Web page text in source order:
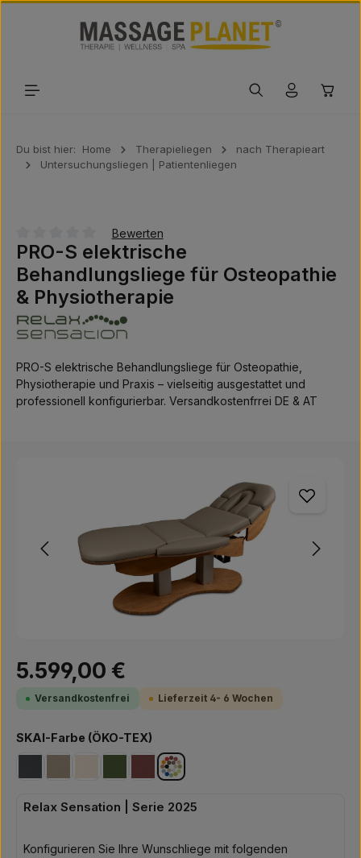
Du bist hier: Home Therapieliegen
nach Therapieart
Untersuchungsliegen | Patientenliegen
Durchschnittliche Bewertung von 0 von 5 Sternen
Bewerten
PRO-S elektrische
Behandlungsliege für Osteopathie
& Physiotherapie
PRO-S elektrische Behandlungsliege für Osteopathie,
Physiotherapie und Praxis – vielseitig ausgestattet und
professionell konfigurierbar. Versandkostenfrrei DE & AT
Regulärer Preis:
5.599,00 €
Versandkostenfrei Lieferzeit 4- 6 Wochen
SKAI-Farbe (ÖKO-TEX)
Antrahzit
Ciner CremeDark Moss
MerlotSonderfarben-Palette
Relax Sensation | Serie 2025
Konfigurieren Sie Ihre Wunschliege mit folgenden